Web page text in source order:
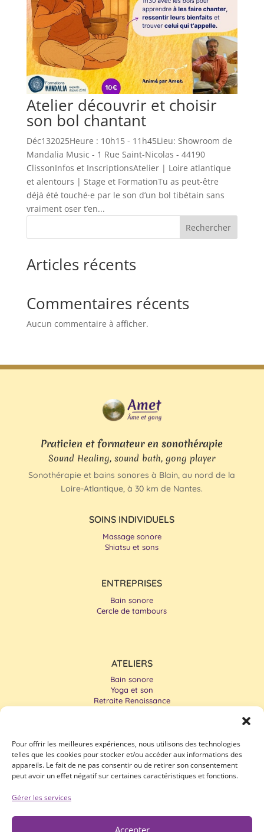
Pour offrir les meilleures expériences, nous utilisons des technologies
telles que les cookies pour stocker et/ou accéder aux informations des
appareils. Le fait de ne pas consentir ou de retirer son consentement
peut avoir un effet négatif sur certaines caractéristiques et fonctions.
Gérer les services
Accepter
Atelier découvrir et choisir
son bol chantant
Déc132025Heure : 10h15 - 11h45Lieu: Showroom de
Mandalia Music - 1 Rue Saint-Nicolas - 44190
ClissonInfos et InscriptionsAtelier | Loire atlantique
et alentours | Stage et FormationTu as peut-être
déjà été touché·e par le son d’un bol tibétain sans
vraiment oser t’en...
Rechercher
Articles récents
Commentaires récents
Aucun commentaire à afficher.
Praticien et formateur en sonothérapie
Sound Healing, sound bath, gong player
Sonothérapie et bains sonores à Blain, au nord de la
Loire-Atlantique, à 30 km de Nantes.
SOINS INDIVIDUELS
Massage sonore
Shiatsu et sons
ENTREPRISES
Bain sonore
Cercle de tambours
ATELIERS
Bain sonore
Yoga et son
Retraite Renaissance